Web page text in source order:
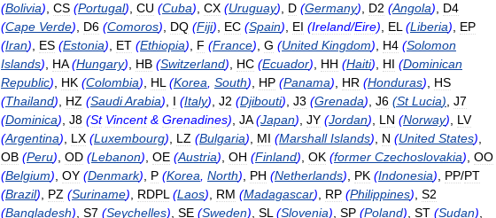
(Bolivia) CS (Portugal) CU (Cuba) CX (Uruguay) D (Germany) D2 (Angola)
D4
(Cape Verde) D6 (Comoros) DQ (Fiji) EC (Spain) EI (Ireland/Eire) EL (Liberia)
EP
(Iran) ES (Estonia) ET (Ethiopia) F (France) G (United Kingdom) H4 (Solomon
Islands) HA (Hungary) HB (Switzerland) HC (Ecuador) HH (Haiti) HI (Dominican
Republic) HK (Colombia) HL (Korea South) HP (Panama) HR (Honduras)
HS
(Thailand) HZ (SaudiArabia) I (Italy) J2 (Djibouti) J3 (Grenada) J6 (St Lucia) J7
(Dominica) J8 (St Vincent& Grenadines) JA (Japan) JY (Jordan) LN (Norway)
LV
(Argentina) LX (Luxembourg) LZ (Bulgaria) MI (Marshall Islands) N (United States)
OB (Peru) OD (Lebanon) OE (Austria) OH (Finland) OK (former Czechoslovakia) OO
(Belgium) OY (Denmark) P (Korea North) PH (Netherlands) PK (Indonesia) PP/PT
(Brazil) PZ (Suriname) RDPL (Laos) RM (Madagascar) RP (Philippines) S2
(Bangladesh) S7 (Seychelles) SE (Sweden) SL (Slovenia) SP (Poland) ST (Sudan)